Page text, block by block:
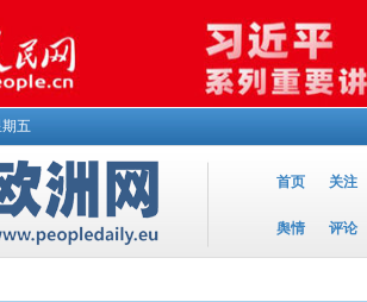
五
首页 关注
舆情 评论